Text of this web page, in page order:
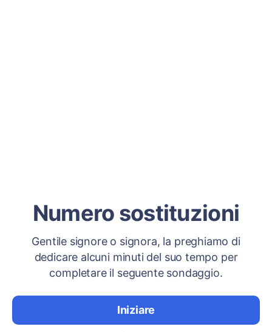
Numero sostituzioni
Gentile signore o signora, la preghiamo di
dedicare alcuni minuti del suo tempo per
completare il seguente sondaggio.
Iniziare